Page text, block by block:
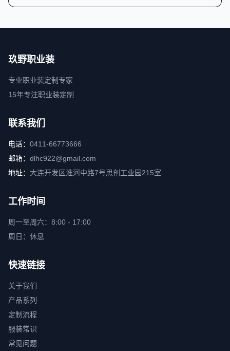
玖野职业装
专业职业装定制专家
15年专注职业装定制
联系我们
电话： 0411-66773666
邮箱： dlhc922@gmail.com
地址： 大连开发区淮河中路7号思创工业园215室
工作时间
周一至周六：8:00 - 17:00
周日：休息
快速链接
关于我们
产品系列
定制流程
服装常识
常见问题